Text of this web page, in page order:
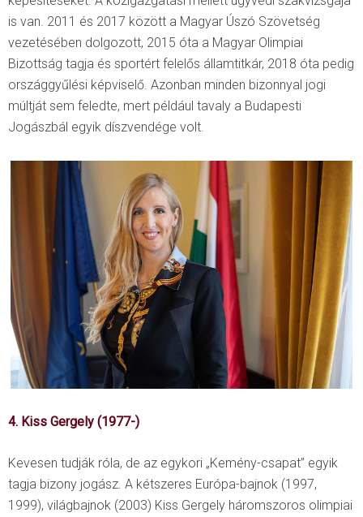
is van. 2011 és 2017 között a Magyar Úszó Szövetség
vezetésében dolgozott, 2015 óta a Magyar Olimpiai
Bizottság tagja és sportért felelős államtitkár, 2018 óta pedig
országgyűlési képviselő. Azonban minden bizonnyal jogi
múltját sem feledte, mert például tavaly a Budapesti
Jogászbál egyik díszvendége volt.
4. Kiss Gergely (1977-)
Kevesen tudják róla, de az egykori „Kemény-csapat” egyik
tagja bizony jogász. A kétszeres Európa-bajnok (1997,
1999), világbajnok (2003) Kiss Gergely háromszoros olimpiai